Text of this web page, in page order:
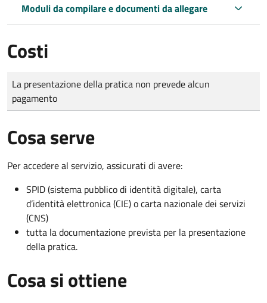
Moduli da compilare e documenti da allegare
Costi
Tipo di pagamento
Importo
La presentazione della pratica non prevede alcun
pagamento
Cosa serve
Per accedere al servizio, assicurati di avere:
SPID (sistema pubblico di identità digitale), carta
d’identità elettronica (CIE) o carta nazionale dei servizi
(CNS)
tutta la documentazione prevista per la presentazione
della pratica.
Cosa si ottiene